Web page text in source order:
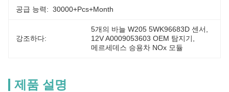
공급 능력: 30000+Pcs+Month
강조하다:
5개의 바늘 W205 5WK96683D 센서
12V A0009053603 OEM 탐지기
메르세데스 승용차 NOx 모듈
제품 설명